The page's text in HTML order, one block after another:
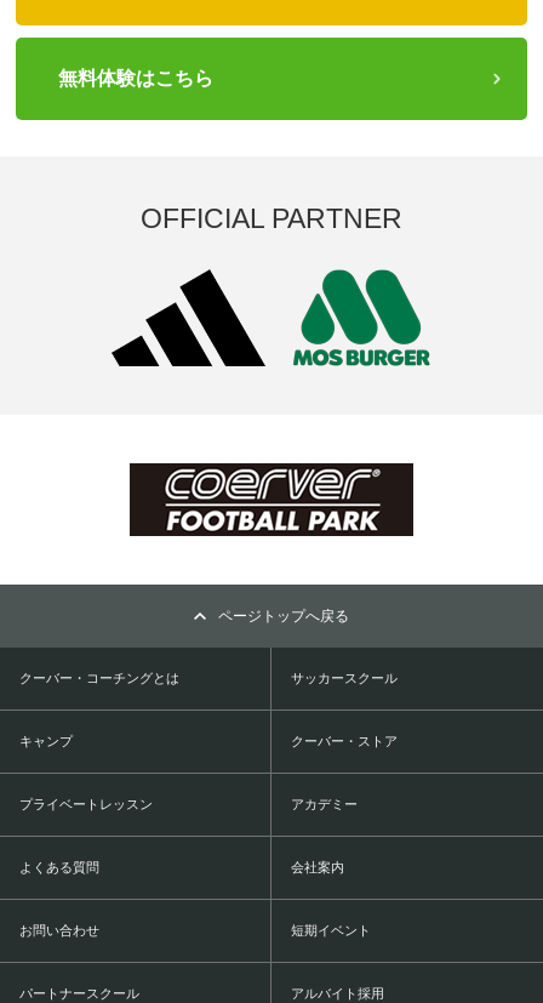
無料体験はこちら
OFFICIAL PARTNER
ページトップへ戻る
クーバー・コーチングとは サッカースクール
キャンプ クーバー・ストア
プライベートレッスン アカデミー
よくある質問 会社案内
お問い合わせ 短期イベント
パートナースクール アルバイト採用